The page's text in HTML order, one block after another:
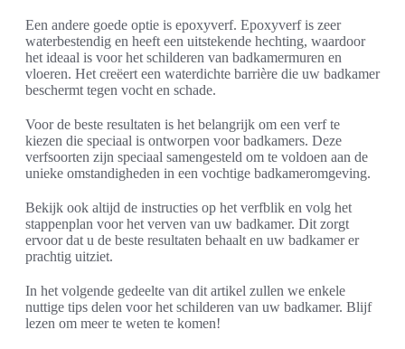
Een andere goede optie is epoxyverf. Epoxyverf is zeer
waterbestendig en heeft een uitstekende hechting, waardoor
het ideaal is voor het schilderen van badkamermuren en
vloeren. Het creëert een waterdichte barrière die uw badkamer
beschermt tegen vocht en schade.
Voor de beste resultaten is het belangrijk om een verf te
kiezen die speciaal is ontworpen voor badkamers. Deze
verfsoorten zijn speciaal samengesteld om te voldoen aan de
unieke omstandigheden in een vochtige badkameromgeving.
Bekijk ook altijd de instructies op het verfblik en volg het
stappenplan voor het verven van uw badkamer. Dit zorgt
ervoor dat u de beste resultaten behaalt en uw badkamer er
prachtig uitziet.
In het volgende gedeelte van dit artikel zullen we enkele
nuttige tips delen voor het schilderen van uw badkamer. Blijf
lezen om meer te weten te komen!